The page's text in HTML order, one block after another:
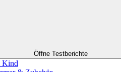
Öffne Testberichte
Kind